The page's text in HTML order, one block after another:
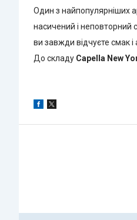
Один з найпопулярніших
насичений і неповторний
ви завжди відчуєте смак
До складу Capella New